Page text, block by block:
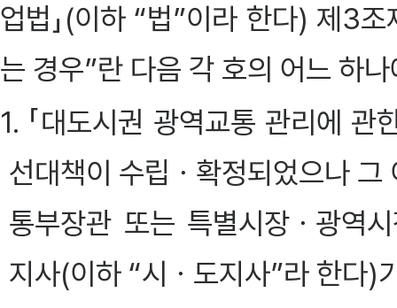
업법」(이하 “법”이라 한다) 제3
는 경우”란 다음 각 호의 어느 하
1. 「대도시권 광역교통 관리에
선대책이 수립ㆍ확정되었으나
통부장관 또는 특별시장ㆍ광역
지사(이하 “시ㆍ도지사”라 한다)